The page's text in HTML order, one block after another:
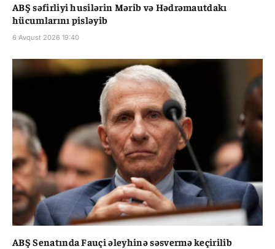
ABŞ səfirliyi husilərin Mərib və Hədrəmautdakı
hücumlarını pisləyib
6 Avqust 2026 19:40
ABŞ Senatında Fauçi əleyhinə səsvermə keçirilib